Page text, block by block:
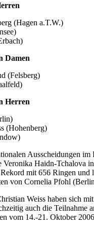
(Hagen a.T.W.)
Damen
(Felsberg)
Herren
(Hohenberg)
Ausscheidungen im
Veronika Haidn-Tchalova
mit 656 Ringen und
von Cornelia Pfohl
Weiss haben sich
auch die Teilnahme
vom 14.-21. Oktober